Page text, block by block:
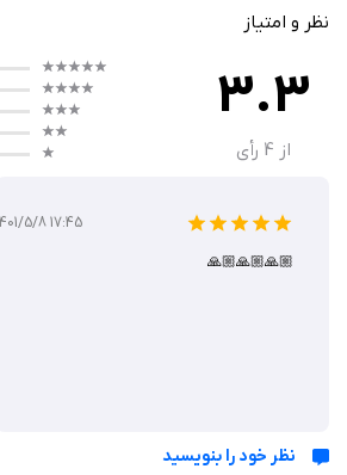
پرداخت قبوض
در این برنامه همچنین کاربران می‌توانند انواع قبوض
در اپلیکیشن همراه بانک مسکن ایفون کاربران به
می‌توانند از خدمات دیگری همچون خرید شارژ و
کنند، در این برنامه انواع شارژ و بسته‌های اینترنتی
حضوری به بانک است، در این بخش از برنامه کاربران
نظر و امتیاز
3.3
از 4 رأی
5/8 17:45
🙏🏼🙏🏼🙏🏼
نظر خود را بنویسید